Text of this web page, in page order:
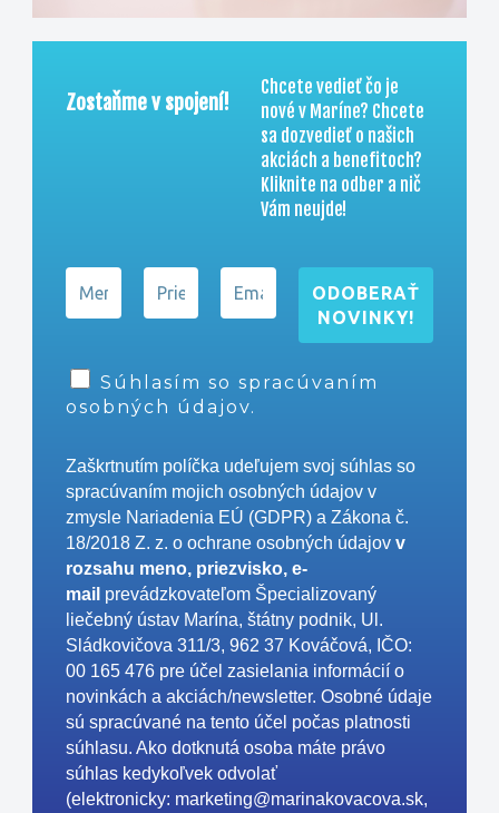
Zostaňme v spojení!
Chcete vedieť čo je
nové v Maríne? C hcete
sa dozvedieť o našich
akciách a benefitoch?
Kliknite na odber a nič
Vám neujde!
Súhlasím so spracúvaním
osobných údajov.
Zaškrtnutím políčka udeľujem svoj súhlas so
spracúvaním mojich osobných údajov v
zmysle Nariadenia EÚ (GDPR) a Zákona č.
18/2018 Z. z. o ochrane osobných údajovv
rozsahu meno, priezvisko, e-
mail prevádzkovateľom Špecializovaný
liečebný ústav Marína, štátny podnik, Ul.
Sládkovičova 311/3, 962 37 Kováčová, IČO:
00 165 476 pre účel zasielania informácií o
novinkách a akciách/newsletter. Osobné údaje
sú spracúvané na tento účel počas platnosti
súhlasu. Ako dotknutá osoba máte právo
súhlas kedykoľvek odvolať
(elektronicky: marketing@marinakovacova.sk,